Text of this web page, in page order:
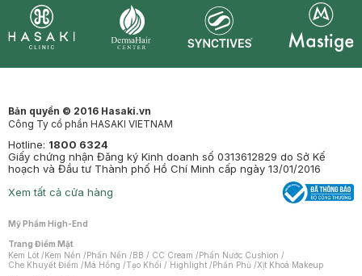
Bản quyền © 2016 Hasaki.vn
Công Ty cổ phần HASAKI VIETNAM
Hotline: 1800 6324
Giấy chứng nhận Đăng ký Kinh doanh số 0313612829 do Sở Kế
hoạch và Đầu tư Thành phố Hồ Chí Minh cấp ngày 13/01/2016
Xem tất cả cửa hàng
Mỹ Phẩm High-End
Trang Điểm Mặt
Kem Lót /Kem Nền /Phấn Nền /BB / CC Cream /Phấn Nước Cushion /
Che Khuyết Điểm /Má Hồng /Tạo Khối / Highlight /Phấn Phủ /Xịt Khoá Makeup